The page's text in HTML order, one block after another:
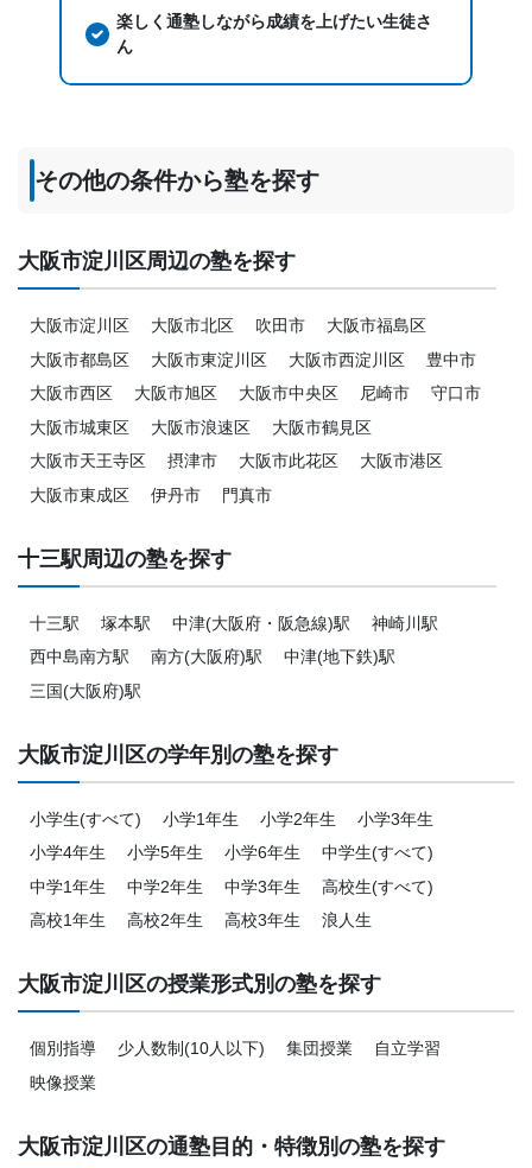
楽しく通塾しながら成績を上げたい生徒さ
ん
その他の条件から塾を探す
大阪市淀川区周辺の塾を探す
大阪市淀川区 大阪市北区 吹田市
大阪市福島区
大阪市都島区
大阪市東淀川区 大阪市西淀川区
豊中市
大阪市西区
大阪市旭区 大阪市中央区 尼崎市
守口市
大阪市城東区
大阪市浪速区
大阪市鶴見区
大阪市天王寺区
摂津市 大阪市此花区
大阪市港区
大阪市東成区
伊丹市 門真市
十三駅周辺の塾を探す
十三駅 塚本駅 中津(大阪府・阪急線)駅
神崎川駅
西中島南方駅
南方(大阪府)駅
中津(地下鉄)駅
三国(大阪府)駅
大阪市淀川区の学年別の塾を探す
小学生(すべて) 小学1年生 小学2年生
小学3年生
小学4年生
小学5年生 小学6年生
中学生(すべて)
中学1年生
中学2年生 中学3年生
高校生(すべて)
高校1年生
高校2年生 高校3年生 浪人生
大阪市淀川区の授業形式別の塾を探す
個別指導 少人数制(10人以下) 集団授業
自立学習
映像授業
大阪市淀川区の通塾目的・特徴別の塾を探す